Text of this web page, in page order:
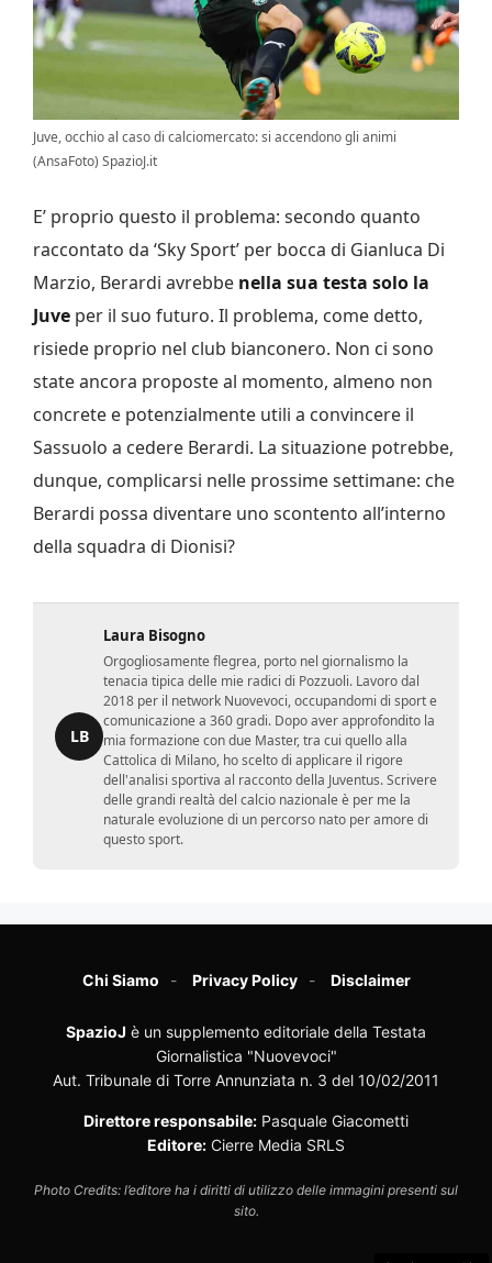
Juve, occhio al caso di calciomercato: si accendono gli animi
(AnsaFoto) SpazioJ.it
E’ proprio questo il problema: secondo quanto
raccontato da ‘Sky Sport’ per bocca di Gianluca Di
Marzio, Berardi avrebbe nella sua testa solo la
Juve per il suo futuro. Il problema, come detto,
risiede proprio nel club bianconero. Non ci sono
state ancora proposte al momento, almeno non
concrete e potenzialmente utili a convincere il
Sassuolo a cedere Berardi. La situazione potrebbe,
dunque, complicarsi nelle prossime settimane: che
Berardi possa diventare uno scontento all’interno
della squadra di Dionisi?
LB
Laura Bisogno
Orgogliosamente flegrea, porto nel giornalismo la
tenacia tipica delle mie radici di Pozzuoli. Lavoro dal
2018 per il network Nuovevoci, occupandomi di sport e
comunicazione a 360 gradi. Dopo aver approfondito la
mia formazione con due Master, tra cui quello alla
Cattolica di Milano, ho scelto di applicare il rigore
dell'analisi sportiva al racconto della Juventus. Scrivere
delle grandi realtà del calcio nazionale è per me la
naturale evoluzione di un percorso nato per amore di
questo sport.
Chi Siamo Privacy Policy Disclaimer
SpazioJ è un supplemento editoriale della Testata
Giornalistica "Nuovevoci"
Aut. Tribunale di Torre Annunziata n. 3 del 10/02/2011
Direttore responsabile: Pasquale Giacometti
Editore: Cierre Media SRLS
Photo Credits: l’editore ha i diritti di utilizzo delle immagini presenti sul
sito.